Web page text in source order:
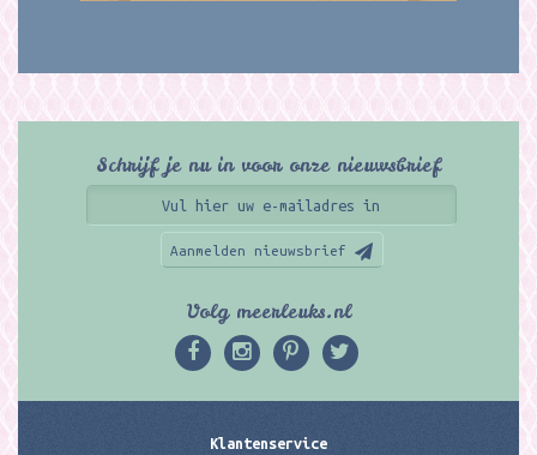
Schrijf je nu in voor onze nieuwsbrief
Aanmelden nieuwsbrief
Volg meerleuks.nl
Klantenservice